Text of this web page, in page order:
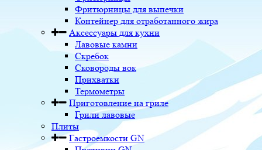
Фритюрницы для выпечки
Контейнер для отработанного жира
Аксессуары для кухни
Лавовые камни
Скребок
Сковороды вок
Прихватки
Термометры
Приготовление на гриле
Грили лавовые
Плиты
Гастроемкости GN